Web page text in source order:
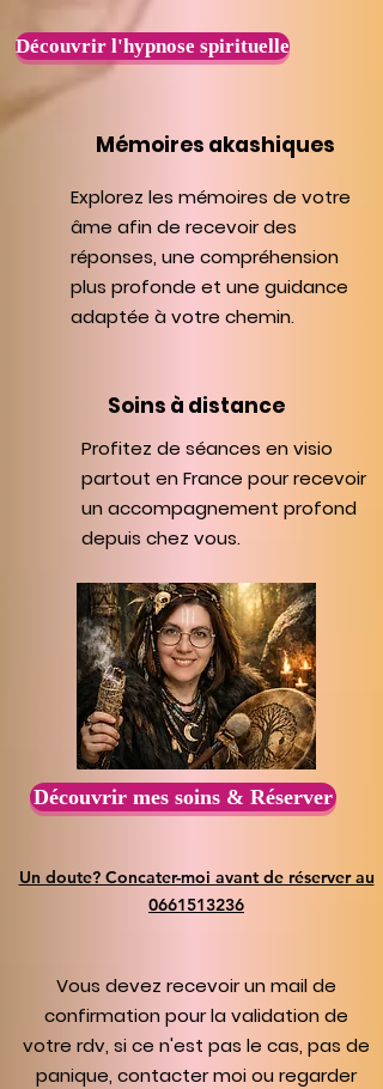
Découvrir l'hypnose spirituelle
Mémoires akashiques
Explorez les mémoires de votre
âme afin de recevoir des
réponses, une compréhension
plus profonde et une guidance
adaptée à votre chemin.
Soins à distance
Profitez de séances en visio
partout en France pour recevoir
un accompagnement profond
depuis chez vous.
Découvrir mes soins & Réserver
Un doute? Concater-moi avant de réserver au
0661513236
Vous devez recevoir un mail de
confirmation pour la validation de
votre rdv, si ce n'est pas le cas, pas de
panique, contacter moi ou regarder